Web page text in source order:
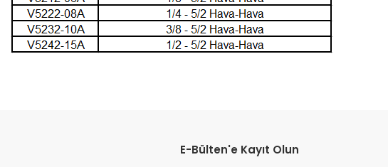
Ürün resmi kalitesiz, bozuk veya görüntülenemiyor.
E-Bülten'e Kayıt Olun